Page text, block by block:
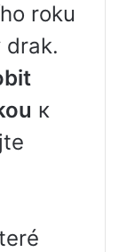
roku
drak.
к